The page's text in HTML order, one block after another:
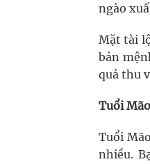
ngào
Mặt tài
bản
quả thu
Tuổi Mão
Tuổi
nhiều.